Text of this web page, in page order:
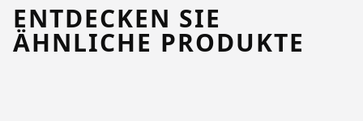
ENTDECKEN SIE
ÄHNLICHE PRODUKTE